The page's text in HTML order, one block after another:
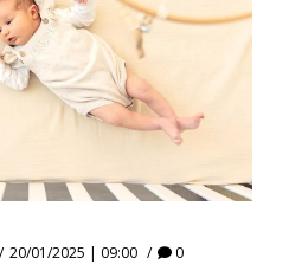
20/01/2025 | 09:00 0